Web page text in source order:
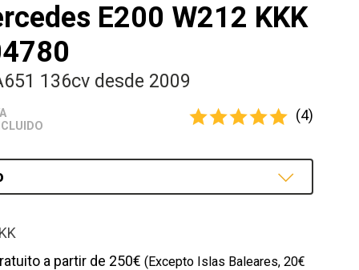
E200 W212 KKK
136cv desde 2009
(4)
a partir de 250€ (Excepto Islas Baleares, 20€